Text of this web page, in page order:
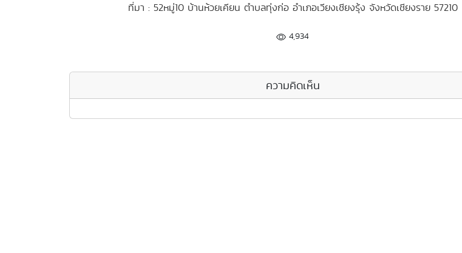
ที่มา : 52หมู่10 บ้านห้วยเคียน ตำบลทุ่งก่อ อำเภอเวียงเชียงรุ้ง จังหวัดเชียงราย 57210
4,934
ความคิดเห็น